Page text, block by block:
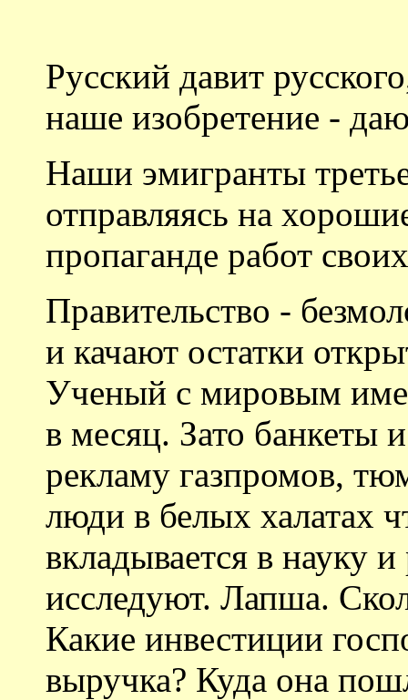
Русский давит
наше изобретение -
Наши эмигранты
отправляясь на
пропаганде работ
Правительство -
и качают остатки
Ученый с мировым
в месяц. Зато банкеты
рекламу газпромов,
люди в белых халатах
вкладывается в науку
исследуют. Лапша.
Какие инвестиции
выручка? Куда она